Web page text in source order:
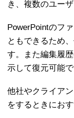
き、複数のユー
PowerPointのフ
ともできるため
す。また編集履
示して復元可能で
他社やクライア
をするときにおす